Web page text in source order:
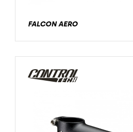
FALCON AERO